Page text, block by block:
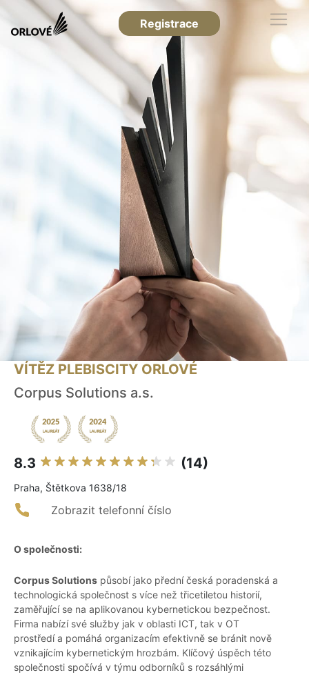
Registrace
VÍTĚZ PLEBISCITY ORLOVÉ
Corpus Solutions a.s.
8.3 (14)
Praha, Štětkova 1638/18
Zobrazit telefonní číslo
O společnosti:
Corpus Solutions působí jako přední česká poradenská a
technologická společnost s více než třicetiletou historií,
zaměřující se na aplikovanou kybernetickou bezpečnost.
Firma nabízí své služby jak v oblasti ICT, tak v OT
prostředí a pomáhá organizacím efektivně se bránit nově
vznikajícím kybernetickým hrozbám. Klíčový úspěch této
společnosti spočívá v týmu odborníků s rozsáhlými